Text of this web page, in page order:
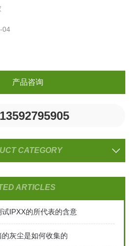
04
产品咨询
13592795905
CATEGORY
ARTICLES
IPXX的所代表的含意
灰尘是如何收集的